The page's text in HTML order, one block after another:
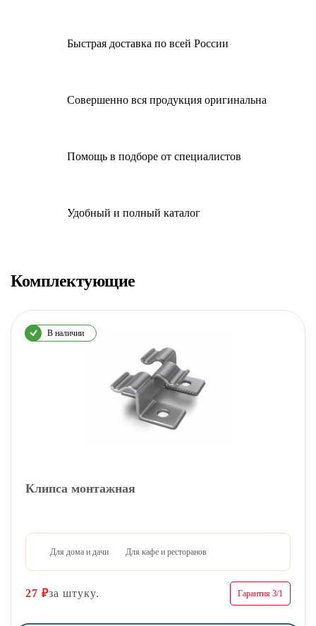
Быстрая доставка по всей России
Совершенно вся продукция оригинальна
Помощь в подборе от специалистов
Удобный и полный каталог
Комплектующие
В наличии
Клипса монтажная
Для дома и дачи Для кафе и ресторанов
27 ₽за штуку. Гарантия 3/1